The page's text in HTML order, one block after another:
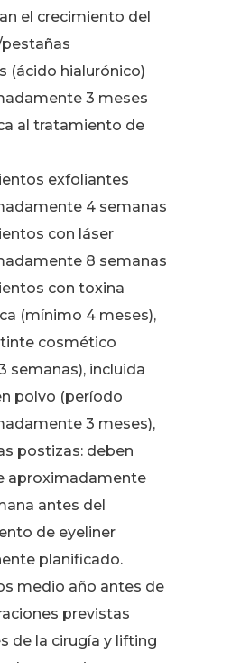
el crecimiento del
(ácido hialurónico)
3 meses
al tratamiento de
exfoliantes
4 semanas
con láser
8 semanas
con toxina
(mínimo 4 meses),
cosmético
semanas), incluida
polvo (período
3 meses),
postizas: deben
aproximadamente
antes del
de eyeliner
planificado.
medio año antes de
previstas
de la cirugía y lifting